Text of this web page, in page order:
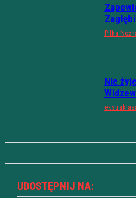
Piłka
Nie
UDOSTĘPNIJ NA: